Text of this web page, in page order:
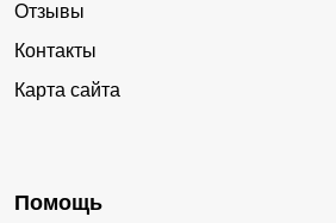
Отзывы
Контакты
Карта сайта
Помощь